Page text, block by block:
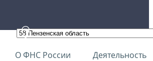
О ФНС России Деятельность